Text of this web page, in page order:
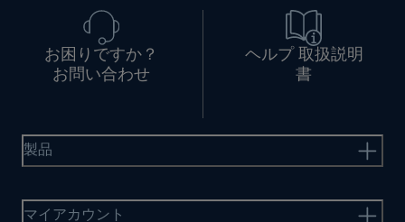
お困りですか？
お問い合わせ
ヘルプ 取扱説明
書
製品
マイアカウント